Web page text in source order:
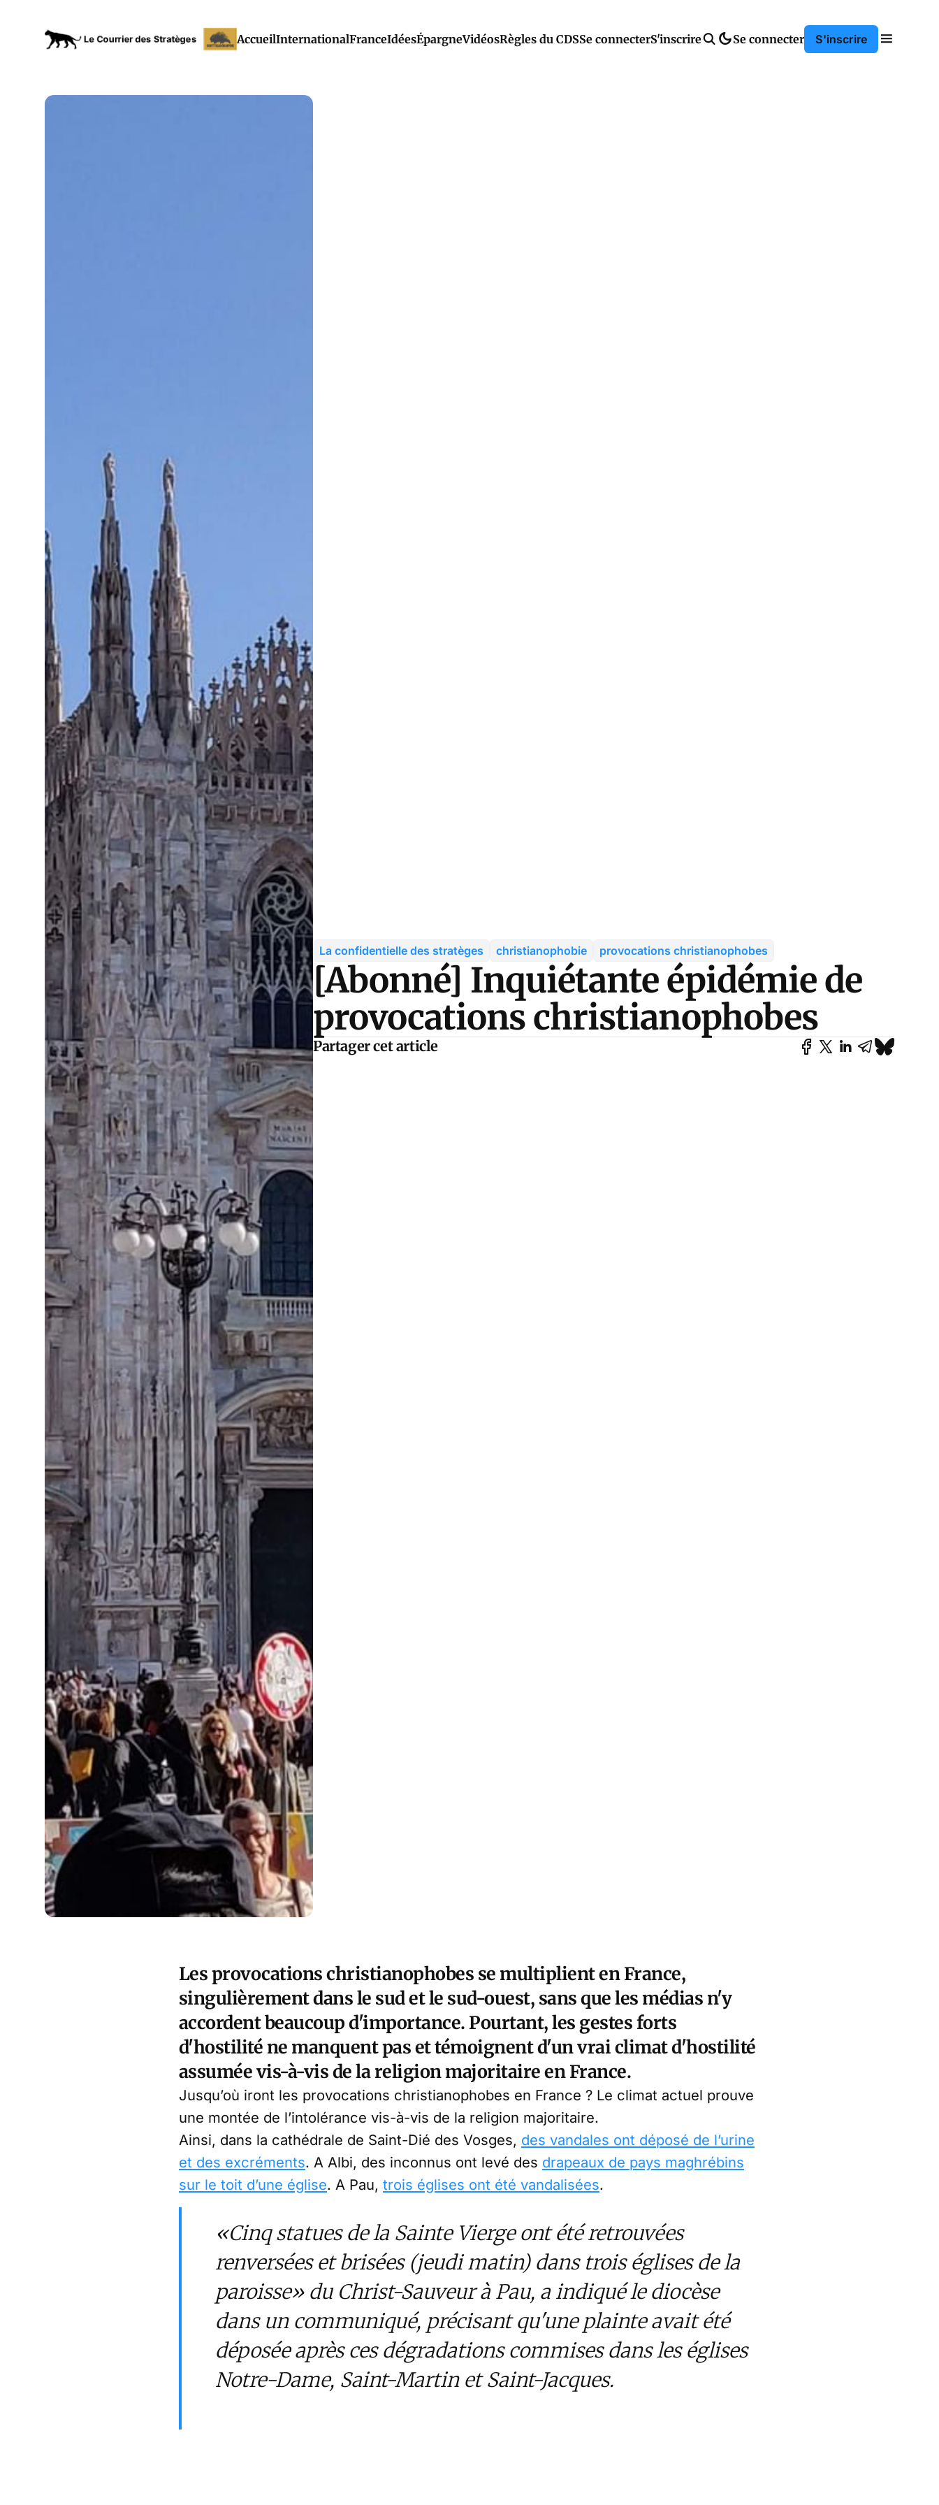
AccueilInternationalFranceIdéesÉpargneVidéosRègles du CDSSe connecterS'inscrire Se connecter S'inscrire
La confidentielle des stratèges christianophobie provocations christianophobes
[Abonné] Inquiétante épidémie de
provocations christianophobes
Partager cet article
Les provocations christianophobes se multiplient en France,
singulièrement dans le sud et le sud-ouest, sans que les médias n'y
accordent beaucoup d'importance. Pourtant, les gestes forts
d'hostilité ne manquent pas et témoignent d'un vrai climat d'hostilité
assumée vis-à-vis de la religion majoritaire en France.
Jusqu’où iront les provocations christianophobes en France ? Le climat actuel prouve
une montée de l’intolérance vis-à-vis de la religion majoritaire.
Ainsi, dans la cathédrale de Saint-Dié des Vosges, des vandales ont déposé de l’urine
et des excréments. A Albi, des inconnus ont levé des drapeaux de pays maghrébins
sur le toit d’une église. A Pau, trois églises ont été vandalisées.
«Cinq statues de la Sainte Vierge ont été retrouvées
renversées et brisées (jeudi matin) dans trois églises de la
paroisse» du Christ-Sauveur à Pau, a indiqué le diocèse
dans un communiqué, précisant qu'une plainte avait été
déposée après ces dégradations commises dans les églises
Notre-Dame, Saint-Martin et Saint-Jacques.